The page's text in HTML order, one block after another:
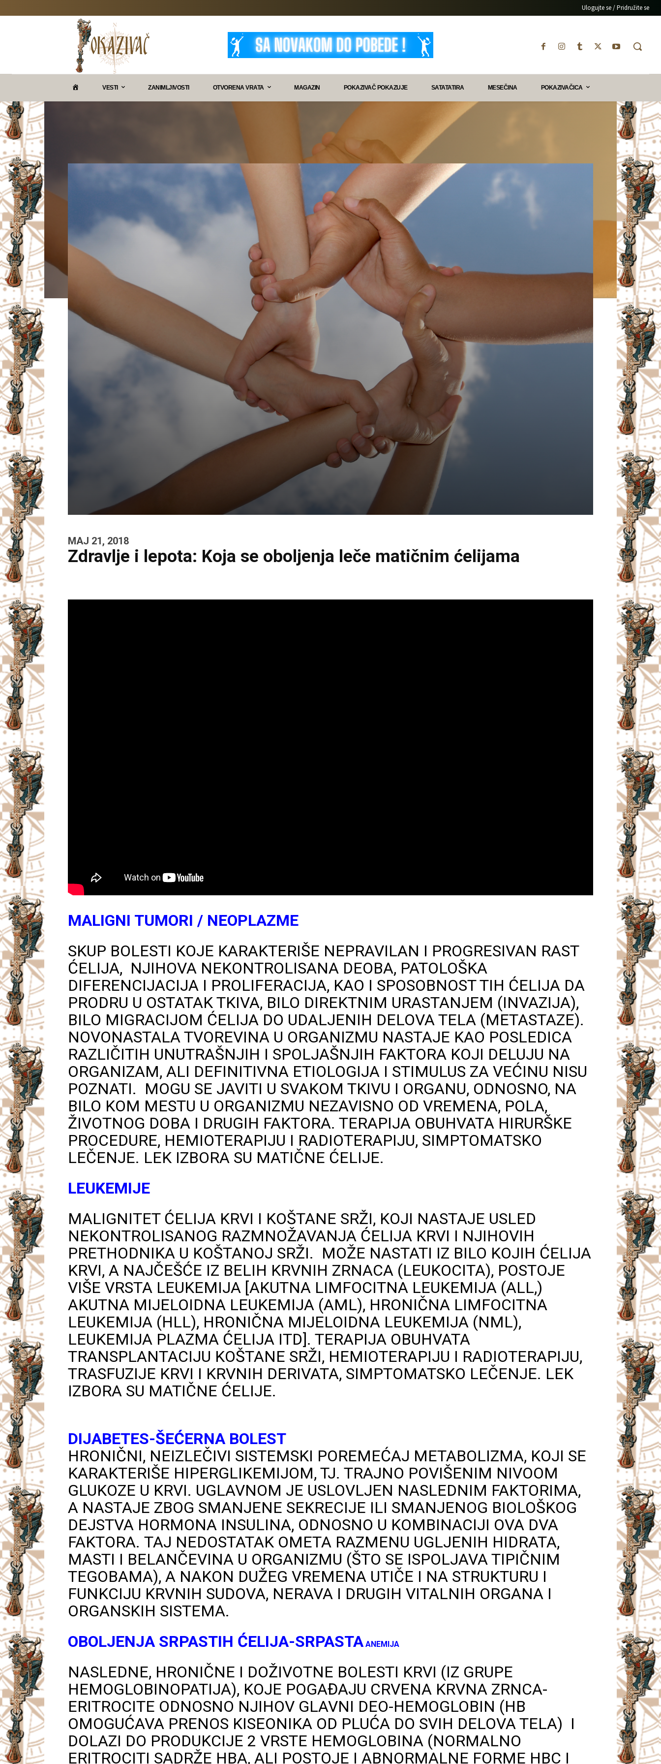
Ulogujte se / Pridružite se
V
VESTI ZANIMLJIVOSTI OTVORENA VRATA MAGAZIN POKAZIVAČ POKAZUJE SATATATIRA MESEČINA POKAZIVAČICA
MAJ 21, 2018
Zdravlje i lepota: Koja se oboljenja leče matičnim ćelijama
MALIGNI TUMORI / NEOPLAZME
SKUP BOLESTI KOJE KARAKTERIŠE NEPRAVILAN I PROGRESIVAN RAST
ĆELIJA, NJIHOVA NEKONTROLISANA DEOBA, PATOLOŠKA
DIFERENCIJACIJA I PROLIFERACIJA, KAO I SPOSOBNOST TIH ĆELIJA DA
PRODRU U OSTATAK TKIVA, BILO DIREKTNIM URASTANJEM (INVAZIJA),
BILO MIGRACIJOM ĆELIJA DO UDALJENIH DELOVA TELA (METASTAZE).
NOVONASTALA TVOREVINA U ORGANIZMU NASTAJE KAO POSLEDICA
RAZLIČITIH UNUTRAŠNJIH I SPOLJAŠNJIH FAKTORA KOJI DELUJU NA
ORGANIZAM, ALI DEFINITIVNA ETIOLOGIJA I STIMULUS ZA VEĆINU NISU
POZNATI. MOGU SE JAVITI U SVAKOM TKIVU I ORGANU, ODNOSNO, NA
BILO KOM MESTU U ORGANIZMU NEZAVISNO OD VREMENA, POLA,
ŽIVOTNOG DOBA I DRUGIH FAKTORA. TERAPIJA OBUHVATA HIRURŠKE
PROCEDURE, HEMIOTERAPIJU I RADIOTERAPIJU, SIMPTOMATSKO
LEČENJE. LEK IZBORA SU MATIČNE ĆELIJE.
LEUKEMIJE
MALIGNITET ĆELIJA KRVI I KOŠTANE SRŽI, KOJI NASTAJE USLED
NEKONTROLISANOG RAZMNOŽAVANJA ĆELIJA KRVI I NJIHOVIH
PRETHODNIKA U KOŠTANOJ SRŽI. MOŽE NASTATI IZ BILO KOJIH ĆELIJA
KRVI, A NAJČEŠĆE IZ BELIH KRVNIH ZRNACA (LEUKOCITA), POSTOJE
VIŠE VRSTA LEUKEMIJA [AKUTNA LIMFOCITNA LEUKEMIJA (ALL,)
AKUTNA MIJELOIDNA LEUKEMIJA (AML), HRONIČNA LIMFOCITNA
LEUKEMIJA (HLL), HRONIČNA MIJELOIDNA LEUKEMIJA (NML),
LEUKEMIJA PLAZMA ĆELIJA ITD]. TERAPIJA OBUHVATA
TRANSPLANTACIJU KOŠTANE SRŽI, HEMIOTERAPIJU I RADIOTERAPIJU,
TRASFUZIJE KRVI I KRVNIH DERIVATA, SIMPTOMATSKO LEČENJE. LEK
IZBORA SU MATIČNE ĆELIJE.
DIJABETES-ŠEĆERNA BOLEST
HRONIČNI, NEIZLEČIVI SISTEMSKI POREMEĆAJ METABOLIZMA, KOJI SE
KARAKTERIŠE HIPERGLIKEMIJOM, TJ. TRAJNO POVIŠENIM NIVOOM
GLUKOZE U KRVI. UGLAVNOM JE USLOVLJEN NASLEDNIM FAKTORIMA,
A NASTAJE ZBOG SMANJENE SEKRECIJE ILI SMANJENOG BIOLOŠKOG
DEJSTVA HORMONA INSULINA, ODNOSNO U KOMBINACIJI OVA DVA
FAKTORA. TAJ NEDOSTATAK OMETA RAZMENU UGLJENIH HIDRATA,
MASTI I BELANČEVINA U ORGANIZMU (ŠTO SE ISPOLJAVA TIPIČNIM
TEGOBAMA), A NAKON DUŽEG VREMENA UTIČE I NA STRUKTURU I
FUNKCIJU KRVNIH SUDOVA, NERAVA I DRUGIH VITALNIH ORGANA I
ORGANSKIH SISTEMA.
OBOLJENJA SRPASTIH ĆELIJA-SRPASTA ANEMIJA
NASLEDNE, HRONIČNE I DOŽIVOTNE BOLESTI KRVI (IZ GRUPE
HEMOGLOBINOPATIJA), KOJE POGAĐAJU CRVENA KRVNA ZRNCA-
ERITROCITE ODNOSNO NJIHOV GLAVNI DEO-HEMOGLOBIN (HB
OMOGUĆAVA PRENOS KISEONIKA OD PLUĆA DO SVIH DELOVA TELA) I
DOLAZI DO PRODUKCIJE 2 VRSTE HEMOGLOBINA (NORMALNO
ERITROCITI SADRŽE HBA, ALI POSTOJE I ABNORMALNE FORME HBC I